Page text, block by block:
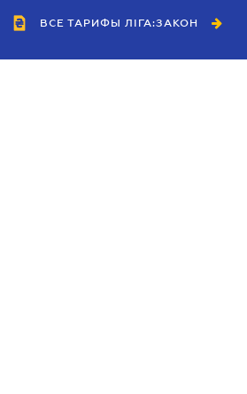
ВСЕ ТАРИФЫ ЛІГА:ЗАКОН